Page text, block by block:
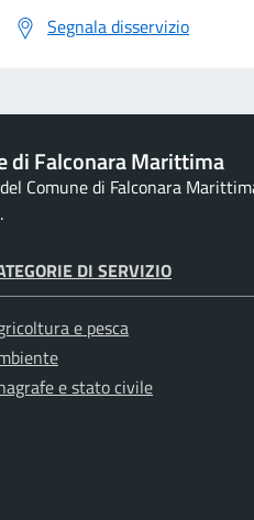
Segnala disservizio
di Falconara Marittima
Comune di Falconara
DI SERVIZIO
e pesca
e stato civile